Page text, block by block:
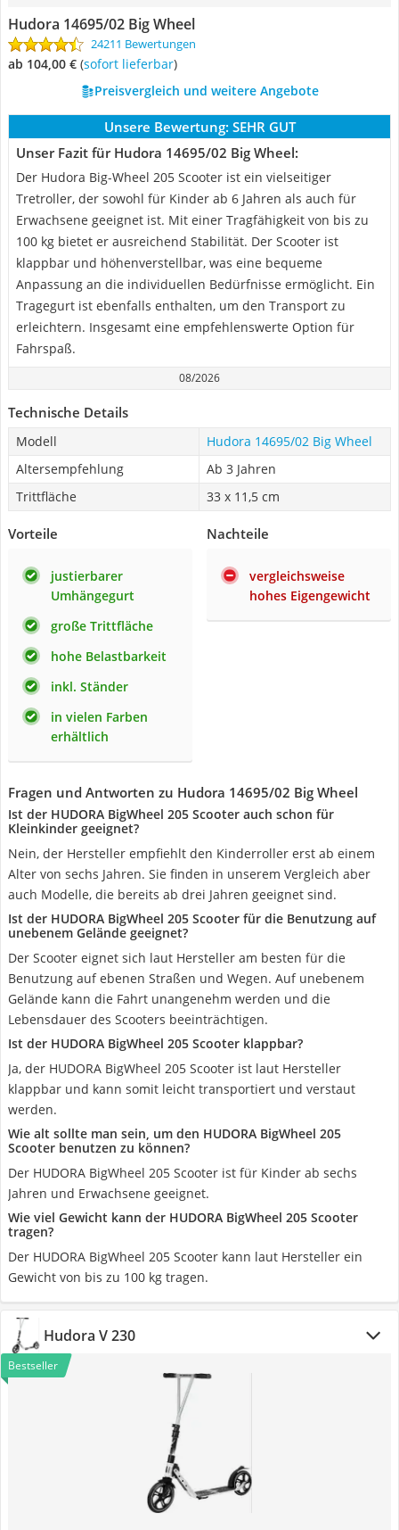
Hudora 14695/02 Big Wheel
24211 Bewertungen
ab 104,00 € ( Sofort lieferbar)
Preisvergleich und weitere Angebote
Unsere Bewertung: SEHR GUT
Unser Fazit für Hudora 14695/02 Big Wheel:
Der Hudora Big-Wheel 205 Scooter ist ein vielseitiger
Tretroller, der sowohl für Kinder ab 6 Jahren als auch für
Erwachsene geeignet ist. Mit einer Tragfähigkeit von bis zu
100 kg bietet er ausreichend Stabilität. Der Scooter ist
klappbar und höhenverstellbar, was eine bequeme
Anpassung an die individuellen Bedürfnisse ermöglicht. Ein
Tragegurt ist ebenfalls enthalten, um den Transport zu
erleichtern. Insgesamt eine empfehlenswerte Option für
Fahrspaß.
08/2026
Technische Details
Modell
Hudora 14695/02 Big Wheel
Altersempfehlung
Ab 3 Jahren
Trittfläche
33 x 11,5 cm
Vorteile
justierbarer
Umhängegurt
große Trittfläche
hohe Belastbarkeit
inkl. Ständer
in vielen Farben
erhältlich
Nachteile
vergleichsweise
hohes Eigengewicht
Fragen und Antworten zu Hudora 14695/02 Big Wheel
Ist der HUDORA BigWheel 205 Scooter auch schon für
Kleinkinder geeignet?
Nein, der Hersteller empfiehlt den Kinderroller erst ab einem
Alter von sechs Jahren. Sie finden in unserem Vergleich aber
auch Modelle, die bereits ab drei Jahren geeignet sind.
Ist der HUDORA BigWheel 205 Scooter für die Benutzung auf
unebenem Gelände geeignet?
Der Scooter eignet sich laut Hersteller am besten für die
Benutzung auf ebenen Straßen und Wegen. Auf unebenem
Gelände kann die Fahrt unangenehm werden und die
Lebensdauer des Scooters beeinträchtigen.
Ist der HUDORA BigWheel 205 Scooter klappbar?
Ja, der HUDORA BigWheel 205 Scooter ist laut Hersteller
klappbar und kann somit leicht transportiert und verstaut
werden.
Wie alt sollte man sein, um den HUDORA BigWheel 205
Scooter benutzen zu können?
Der HUDORA BigWheel 205 Scooter ist für Kinder ab sechs
Jahren und Erwachsene geeignet.
Wie viel Gewicht kann der HUDORA BigWheel 205 Scooter
tragen?
Der HUDORA BigWheel 205 Scooter kann laut Hersteller ein
Gewicht von bis zu 100 kg tragen.
Hudora V 230
Bestseller